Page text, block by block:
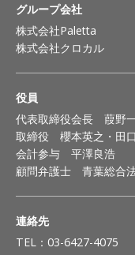
グループ会社
株式会社Paletta
株式会社クロカル
役員
代表取締役会長 葭野
取締役 櫻本英之・田
会計参与 平澤良浩
顧問弁護士 青葉総合
連絡先
TEL：03-6427-4075